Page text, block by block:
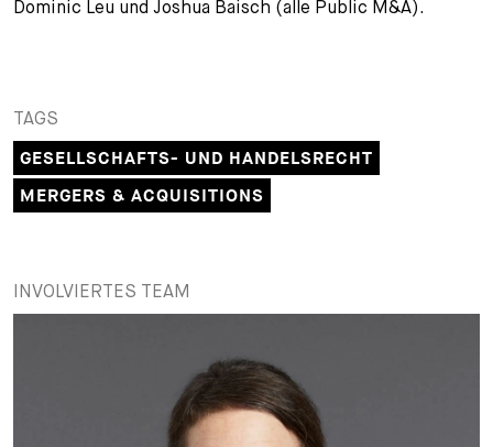
Dominic Leu und Joshua Baisch (alle Public M&A).
TAGS
GESELLSCHAFTS- UND HANDELSRECHT
MERGERS & ACQUISITIONS
INVOLVIERTES TEAM